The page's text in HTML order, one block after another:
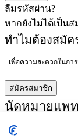
ลืมรหัสผ่าน?
หากยังไม่ได้เป็นส
ทำไมต้องสมัค
- เพื่อความสะดวกในก
สมัครสมาชิก
นัดหมายแพ